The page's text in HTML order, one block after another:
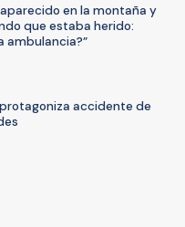
en la montaña y
que estaba herido:
ambulancia?”
accidente de